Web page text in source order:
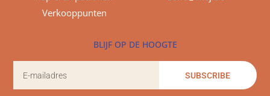
Verkooppunten
BLIJF OP DE HOOGTE
SUBSCRIBE